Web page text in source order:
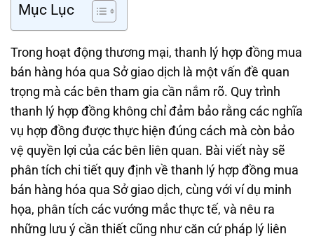
Mục Lục
Trong hoạt động thương mại, thanh lý hợp đồng mua
bán hàng hóa qua Sở giao dịch là một vấn đề quan
trọng mà các bên tham gia cần nắm rõ. Quy trình
thanh lý hợp đồng không chỉ đảm bảo rằng các nghĩa
vụ hợp đồng được thực hiện đúng cách mà còn bảo
vệ quyền lợi của các bên liên quan. Bài viết này sẽ
phân tích chi tiết quy định về thanh lý hợp đồng mua
bán hàng hóa qua Sở giao dịch, cùng với ví dụ minh
họa, phân tích các vướng mắc thực tế, và nêu ra
những lưu ý cần thiết cũng như căn cứ pháp lý liên